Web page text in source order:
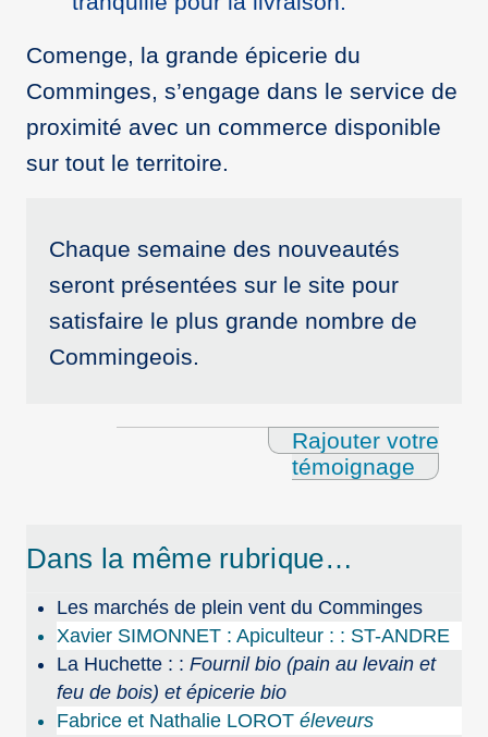
Comenge, la grande épicerie du
Comminges, s’engage dans le service de
proximité avec un commerce disponible
sur tout le territoire.
Chaque semaine des nouveautés
seront présentées sur le site pour
satisfaire le plus grande nombre de
Commingeois.
Rajouter votre
témoignage
Dans la même rubrique…
Les marchés de plein vent du Comminges
Xavier SIMONNET : Apiculteur : : ST-ANDRE
La Huchette : :Fournil bio (pain au levain et
feu de bois) et épicerie bio
Fabrice et Nathalie LOROTéleveurs